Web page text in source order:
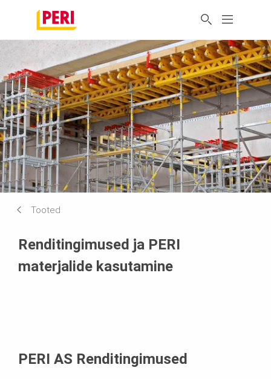
Tooted
Renditingimused ja PERI
materjalide kasutamine
PERI AS Renditingimused